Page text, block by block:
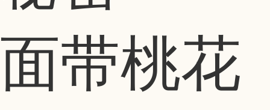
面带桃花